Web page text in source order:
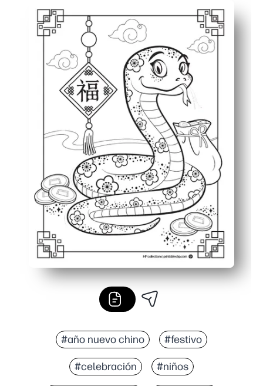
Imprint-and-Go: cero cortes o configuraciones,
Incompromete a los niños: el arte festivo de
Desarrolla habilidades: el control motor fino, las
Resultados versátiles: se exhiben en los pasillos, se
#año nuevo chino #festivo
#celebración #niños